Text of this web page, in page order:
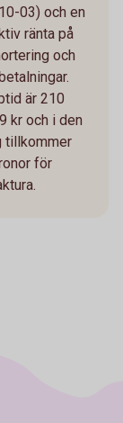
03) och en
ränta på
och
är 210
kr och i den
tillkommer
för